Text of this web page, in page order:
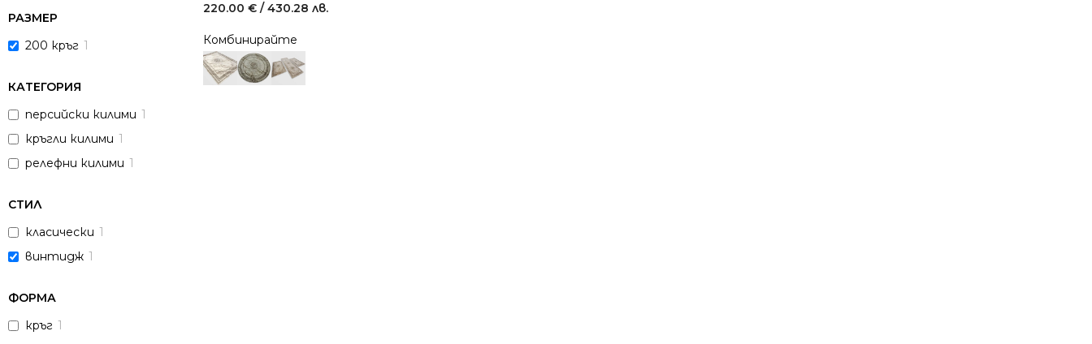
РАЗМЕР
200 кръг 1
КАТЕГОРИЯ
персийски килими 1
кръгли килими 1
релефни килими 1
СТИЛ
класически 1
винтидж 1
ФОРМА
кръг 1
220.00 € / 430.28 лв.
Комбинирайте